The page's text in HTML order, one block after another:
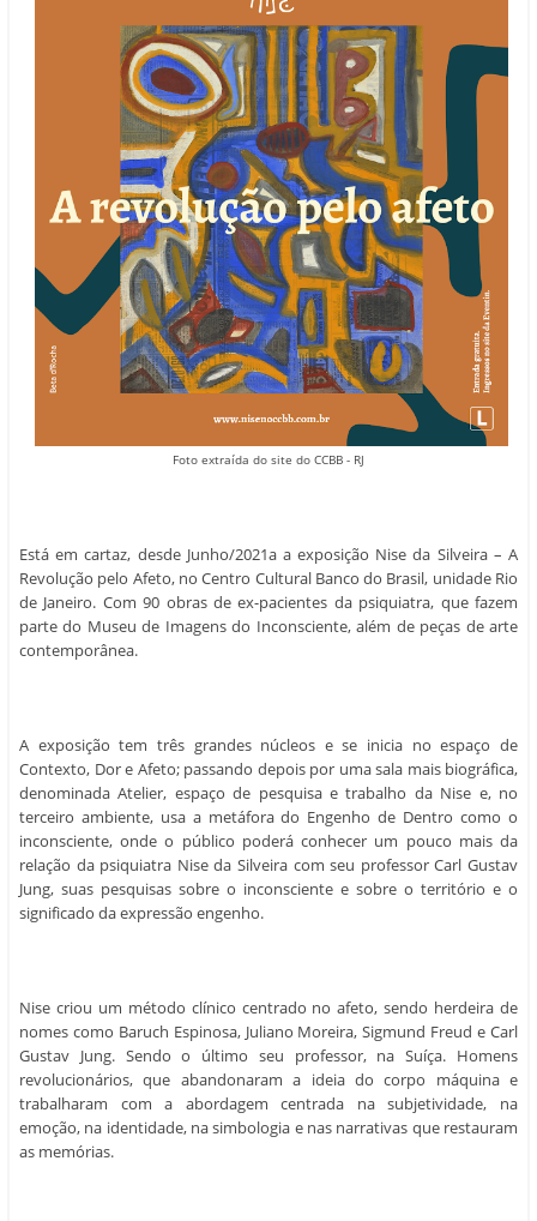
Foto extraída do site do CCBB - RJ
Está em cartaz, desde Junho/2021a a exposição Nise da Silveira – A
Revolução pelo Afeto, no Centro Cultural Banco do Brasil, unidade Rio
de Janeiro. Com 90 obras de ex-pacientes da psiquiatra, que fazem
parte do Museu de Imagens do Inconsciente, além de peças de arte
contemporânea.
A exposição tem três grandes núcleos e se inicia no espaço de
Contexto, Dor e Afeto; passando depois por uma sala mais biográfica,
denominada Atelier, espaço de pesquisa e trabalho da Nise e, no
terceiro ambiente, usa a metáfora do Engenho de Dentro como o
inconsciente, onde o público poderá conhecer um pouco mais da
relação da psiquiatra Nise da Silveira com seu professor Carl Gustav
Jung, suas pesquisas sobre o inconsciente e sobre o território e o
significado da expressão engenho.
Nise criou um método clínico centrado no afeto, sendo herdeira de
nomes como Baruch Espinosa, Juliano Moreira, Sigmund Freud e Carl
Gustav Jung. Sendo o último seu professor, na Suíça. Homens
revolucionários, que abandonaram a ideia do corpo máquina e
trabalharam com a abordagem centrada na subjetividade, na
emoção, na identidade, na simbologia e nas narrativas que restauram
as memórias.